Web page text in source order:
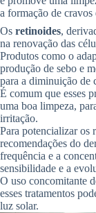
a formação de cravos
Os retinoides,
na renovação das
Produtos como o
produção de sebo e
para a diminuição de
É comum que esses
uma boa limpeza,
irritação.
Para potencializar os
recomendações do
frequência e a
sensibilidade e a
O uso concomitante
esses tratamentos
luz solar.